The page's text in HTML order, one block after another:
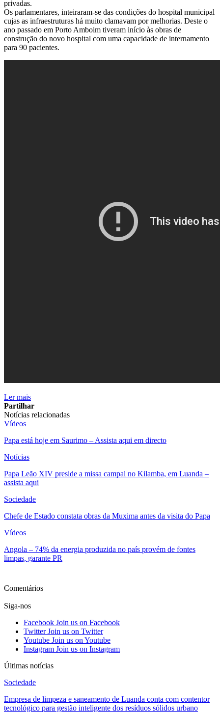
privadas.
Os parlamentares, inteiraram-se das condições do hospital municipal
cujas as infraestruturas há muito clamavam por melhorias. Deste o
ano passado em Porto Amboim tiveram início às obras de
construção do novo hospital com uma capacidade de internamento
para 90 pacientes.
Ler mais
Partilhar
Notícias relacionadas
Vídeos
Papa está hoje em Saurimo – Assista aqui em directo
Notícias
Papa Leão XIV preside a missa campal no Kilamba, em Luanda –
assista aqui
Sociedade
Chefe de Estado constata obras da Muxima antes da visita do Papa
Vídeos
Angola – 74% da energia produzida no país provém de fontes
limpas, garante PR
Comentários
Siga-nos
Facebook Join us on Facebook
Twitter Join us on Twitter
Youtube Join us on Youtube
Instagram Join us on Instagram
Últimas notícias
Sociedade
Empresa de limpeza e saneamento de Luanda conta com contentor
tecnológico para gestão inteligente dos resíduos sólidos urbano